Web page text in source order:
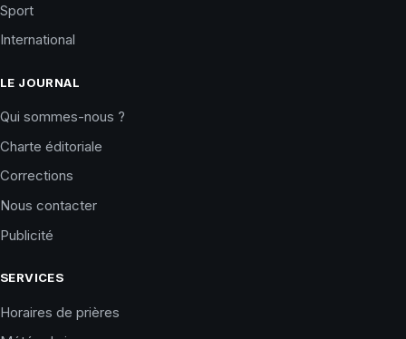
Sport
International
LE JOURNAL
Qui sommes-nous ?
Charte éditoriale
Corrections
Nous contacter
Publicité
SERVICES
Horaires de prières